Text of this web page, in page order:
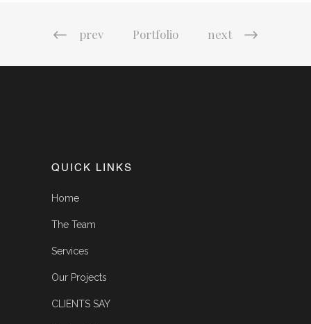
prev Portfolio next
QUICK LINKS
Home
The Team
Services
Our Projects
CLIENTS SAY